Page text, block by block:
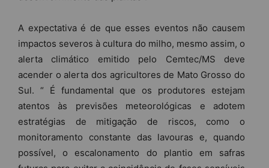
A expectativa é de que esses eventos não causem
impactos severos à cultura do milho, mesmo assim, o
alerta climático emitido pelo Cemtec/MS deve
acender o alerta dos agricultores de Mato Grosso do
Sul. “ É fundamental que os produtores estejam
atentos às previsões meteorológicas e adotem
estratégias de mitigação de riscos, como o
monitoramento constante das lavouras e, quando
possível, o escalonamento do plantio em safras